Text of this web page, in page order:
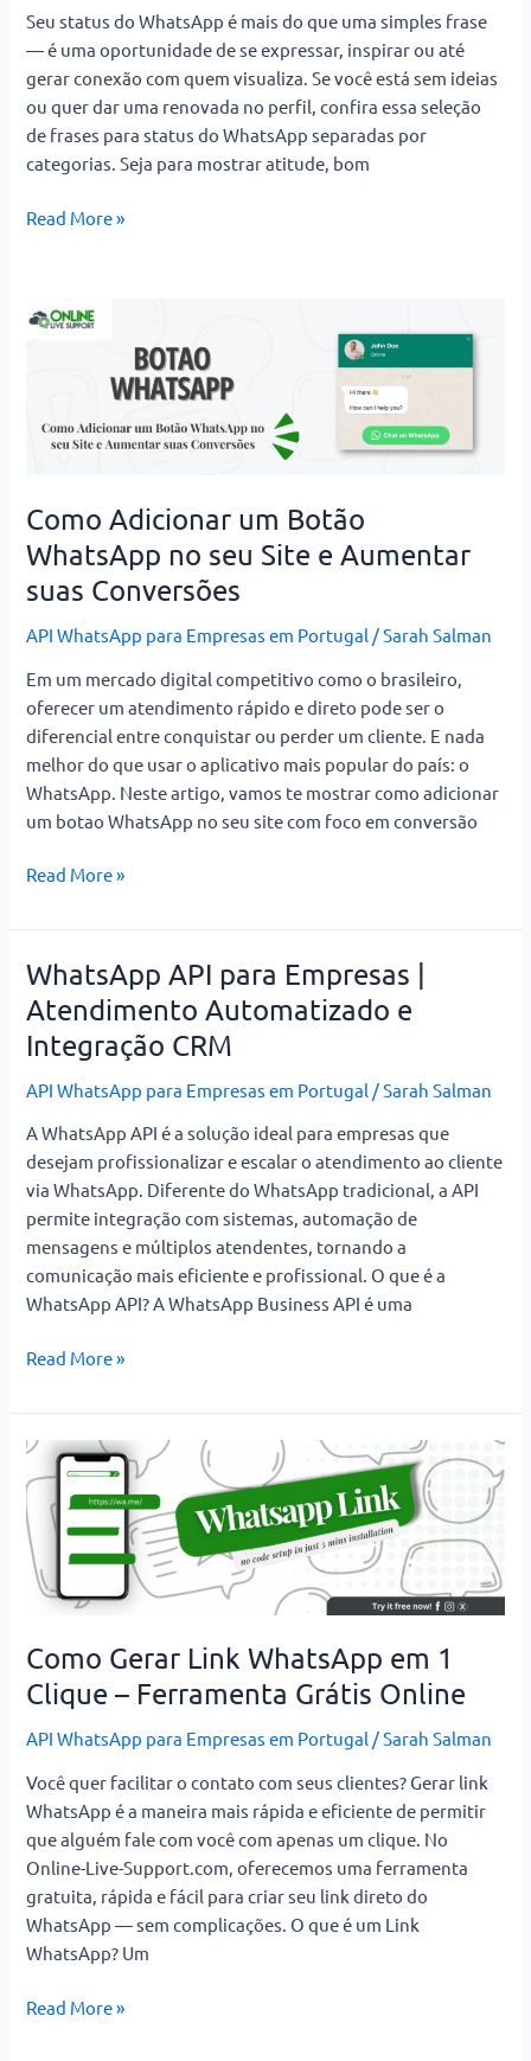
Seu status do WhatsApp é mais do que uma simples frase
— é uma oportunidade de se expressar, inspirar ou até
gerar conexão com quem visualiza. Se você está sem ideias
ou quer dar uma renovada no perfil, confira essa seleção
de frases para status do WhatsApp separadas por
categorias. Seja para mostrar atitude, bom
Read More »
Como Adicionar um Botão
WhatsApp no seu Site e Aumentar
suas Conversões
API WhatsApp para Empresas em Portugal /Sarah Salman
Em um mercado digital competitivo como o brasileiro,
oferecer um atendimento rápido e direto pode ser o
diferencial entre conquistar ou perder um cliente. E nada
melhor do que usar o aplicativo mais popular do país: o
WhatsApp. Neste artigo, vamos te mostrar como adicionar
um botao WhatsApp no seu site com foco em conversão
Como
WhatsApp
Site
Aumentar
suas
Conversões
Read More »
WhatsApp API para Empresas |
Atendimento Automatizado e
Integração CRM
API WhatsApp para Empresas em Portugal /Sarah Salman
A WhatsApp API é a solução ideal para empresas que
desejam profissionalizar e escalar o atendimento ao cliente
via WhatsApp. Diferente do WhatsApp tradicional, a API
permite integração com sistemas, automação de
mensagens e múltiplos atendentes, tornando a
comunicação mais eficiente e profissional. O que é a
WhatsApp API? A WhatsApp Business API é uma
WhatsApp
API
para
Empresas
|
Automatizado
e
Integração
CRM
Read More »
Como Gerar Link WhatsApp em 1
Clique – Ferramenta Grátis Online
API WhatsApp para Empresas em Portugal /Sarah Salman
Você quer facilitar o contato com seus clientes? Gerar link
WhatsApp é a maneira mais rápida e eficiente de permitir
que alguém fale com você com apenas um clique. No
Online-Live-Support.com, oferecemos uma ferramenta
gratuita, rápida e fácil para criar seu link direto do
WhatsApp — sem complicações. O que é um Link
WhatsApp? Um
Como
Gerar
Link
WhatsApp
em
–
Ferramenta
Grátis
Online
Read More »